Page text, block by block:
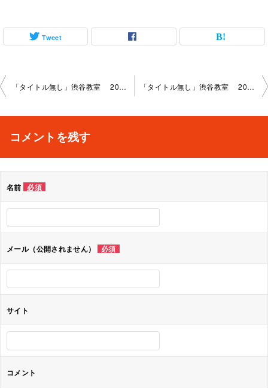
Tweet
投
ビ
シ
ョ
ン
「タイトル無し」渋谷教室 2023-8-20-no0053-1086 「タイトル無し」渋谷教室 2023-9-24-no0053-1086
コメントを残す
名前 必須
メール（公開されません） 必須
サイト
コメント